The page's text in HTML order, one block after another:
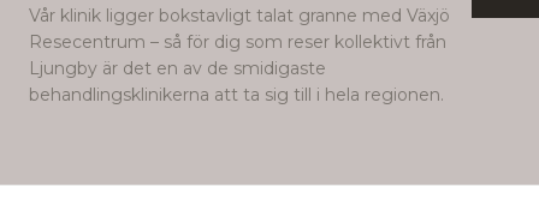
Vår klinik ligger bokstavligt talat granne med Växjö
Resecentrum – så för dig som reser kollektivt från
Ljungby är det en av de smidigaste
behandlingsklinikerna att ta sig till i hela regionen.